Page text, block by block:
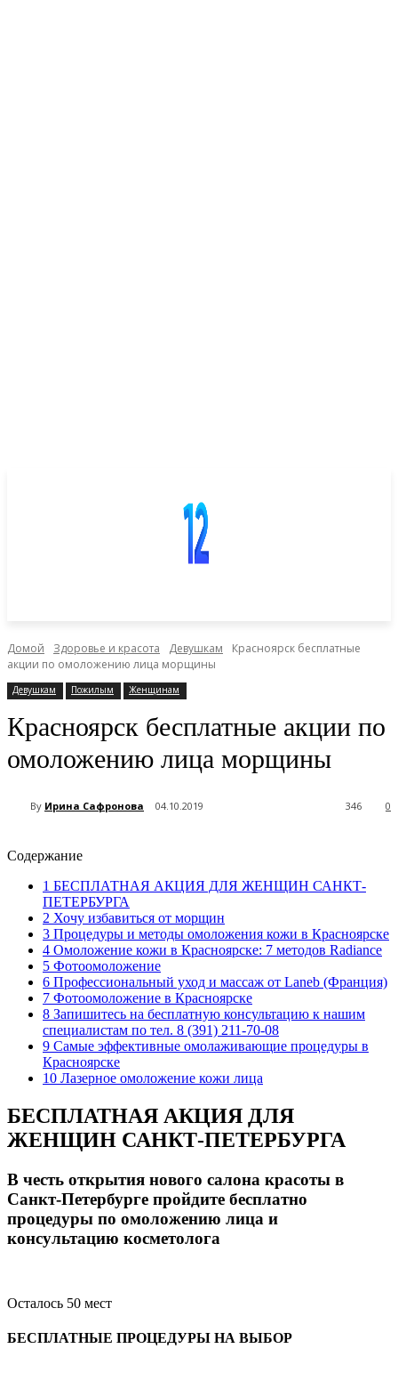
Домой Здоровье и красота Девушкам
Красноярск бесплатные
акции по омоложению лица морщины
Девушкам Пожилым Женщинам
Красноярск бесплатные акции по
омоложению лица морщины
By Ирина Сафронова 04.10.2019 0
346
Содержание
1 БЕСПЛАТНАЯ АКЦИЯ ДЛЯ ЖЕНЩИН САНКТ-
ПЕТЕРБУРГА
2 Хочу избавиться от морщин
3 Процедуры и методы омоложения кожи в Красноярске
4 Омоложение кожи в Красноярске: 7 методов Radiance
5 Фотоомоложение
6 Профессиональный уход и массаж от Laneb (Франция)
7 Фотоомоложение в Красноярске
8 Запишитесь на бесплатную консультацию к нашим
специалистам по тел. 8 (391) 211-70-08
9 Самые эффективные омолаживающие процедуры в
Красноярске
10 Лазерное омоложение кожи лица
БЕСПЛАТНАЯ АКЦИЯ ДЛЯ
ЖЕНЩИН САНКТ-ПЕТЕРБУРГА
В честь открытия нового салона красоты в
Санкт-Петербурге пройдите бесплатно
процедуры по омоложению лица и
консультацию косметолога
Осталось 50 мест
БЕСПЛАТНЫЕ ПРОЦЕДУРЫ НА ВЫБОР